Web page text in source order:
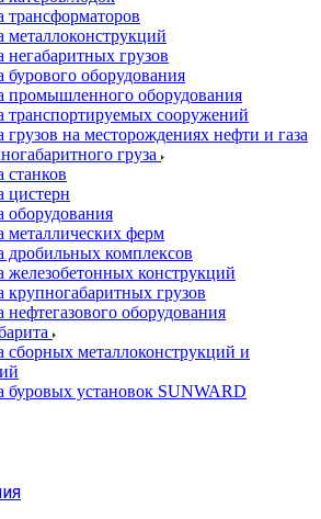
трансформаторов
металлоконструкций
негабаритных грузов
бурового оборудования
промышленного оборудования
транспортируемых сооружений
грузов на месторождениях нефти и газа
груза
станков
цистерн
оборудования
металлических ферм
дробильных комплексов
железобетонных конструкций
крупногабаритных грузов
нефтегазового оборудования
сборных металлоконструкций и
буровых установок SUNWARD